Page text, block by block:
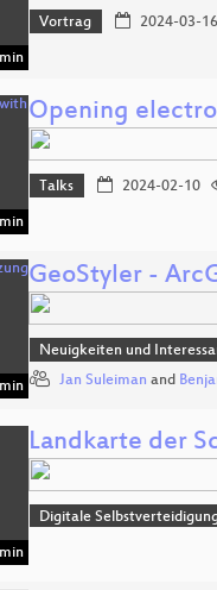
Vortrag 2024-03-16
Opening
Talks 2024-02-10
GeoStyler -
Neuigkeiten und
Jan Suleiman and
Landkarte der
Digitale